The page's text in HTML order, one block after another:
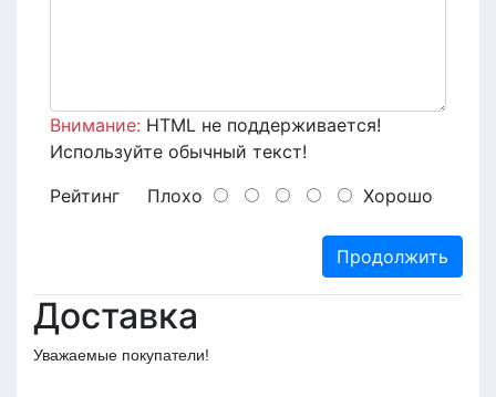
Внимание: HTML не поддерживается!
Используйте обычный текст!
Рейтинг Плохо Хорошо
Продолжить
Доставка
Уважаемые покупатели!